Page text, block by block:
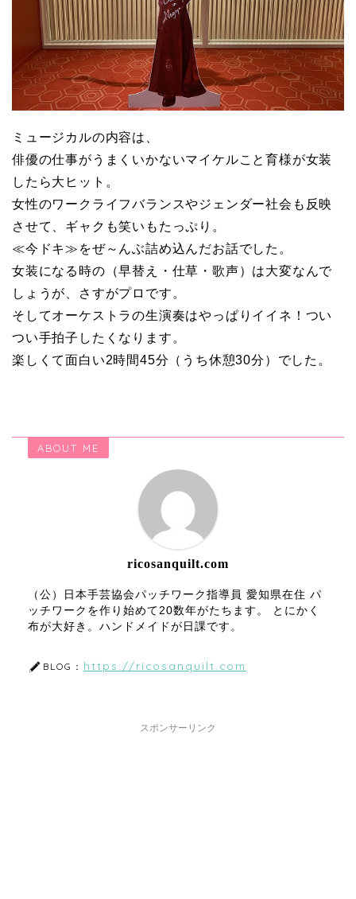
ミュージカルの内容は、
俳優の仕事がうまくいかないマイケルこと育様が女装
したら大ヒット。
女性のワークライフバランスやジェンダー社会も反映
させて、ギャクも笑いもたっぷり。
≪今ドキ≫をぜ～んぶ詰め込んだお話でした。
女装になる時の（早替え・仕草・歌声）は大変なんで
しょうが、さすがプロです。
そしてオーケストラの生演奏はやっぱりイイネ！つい
つい手拍子したくなります。
楽しくて面白い2時間45分（うち休憩30分）でした。
ABOUT ME
ricosanquilt.com
（公）日本手芸協会パッチワーク指導員 愛知県在住 パ
ッチワークを作り始めて20数年がたちます。 とにかく
布が大好き。ハンドメイドが日課です。
BLOG： https://ricosanquilt.com
スポンサーリンク